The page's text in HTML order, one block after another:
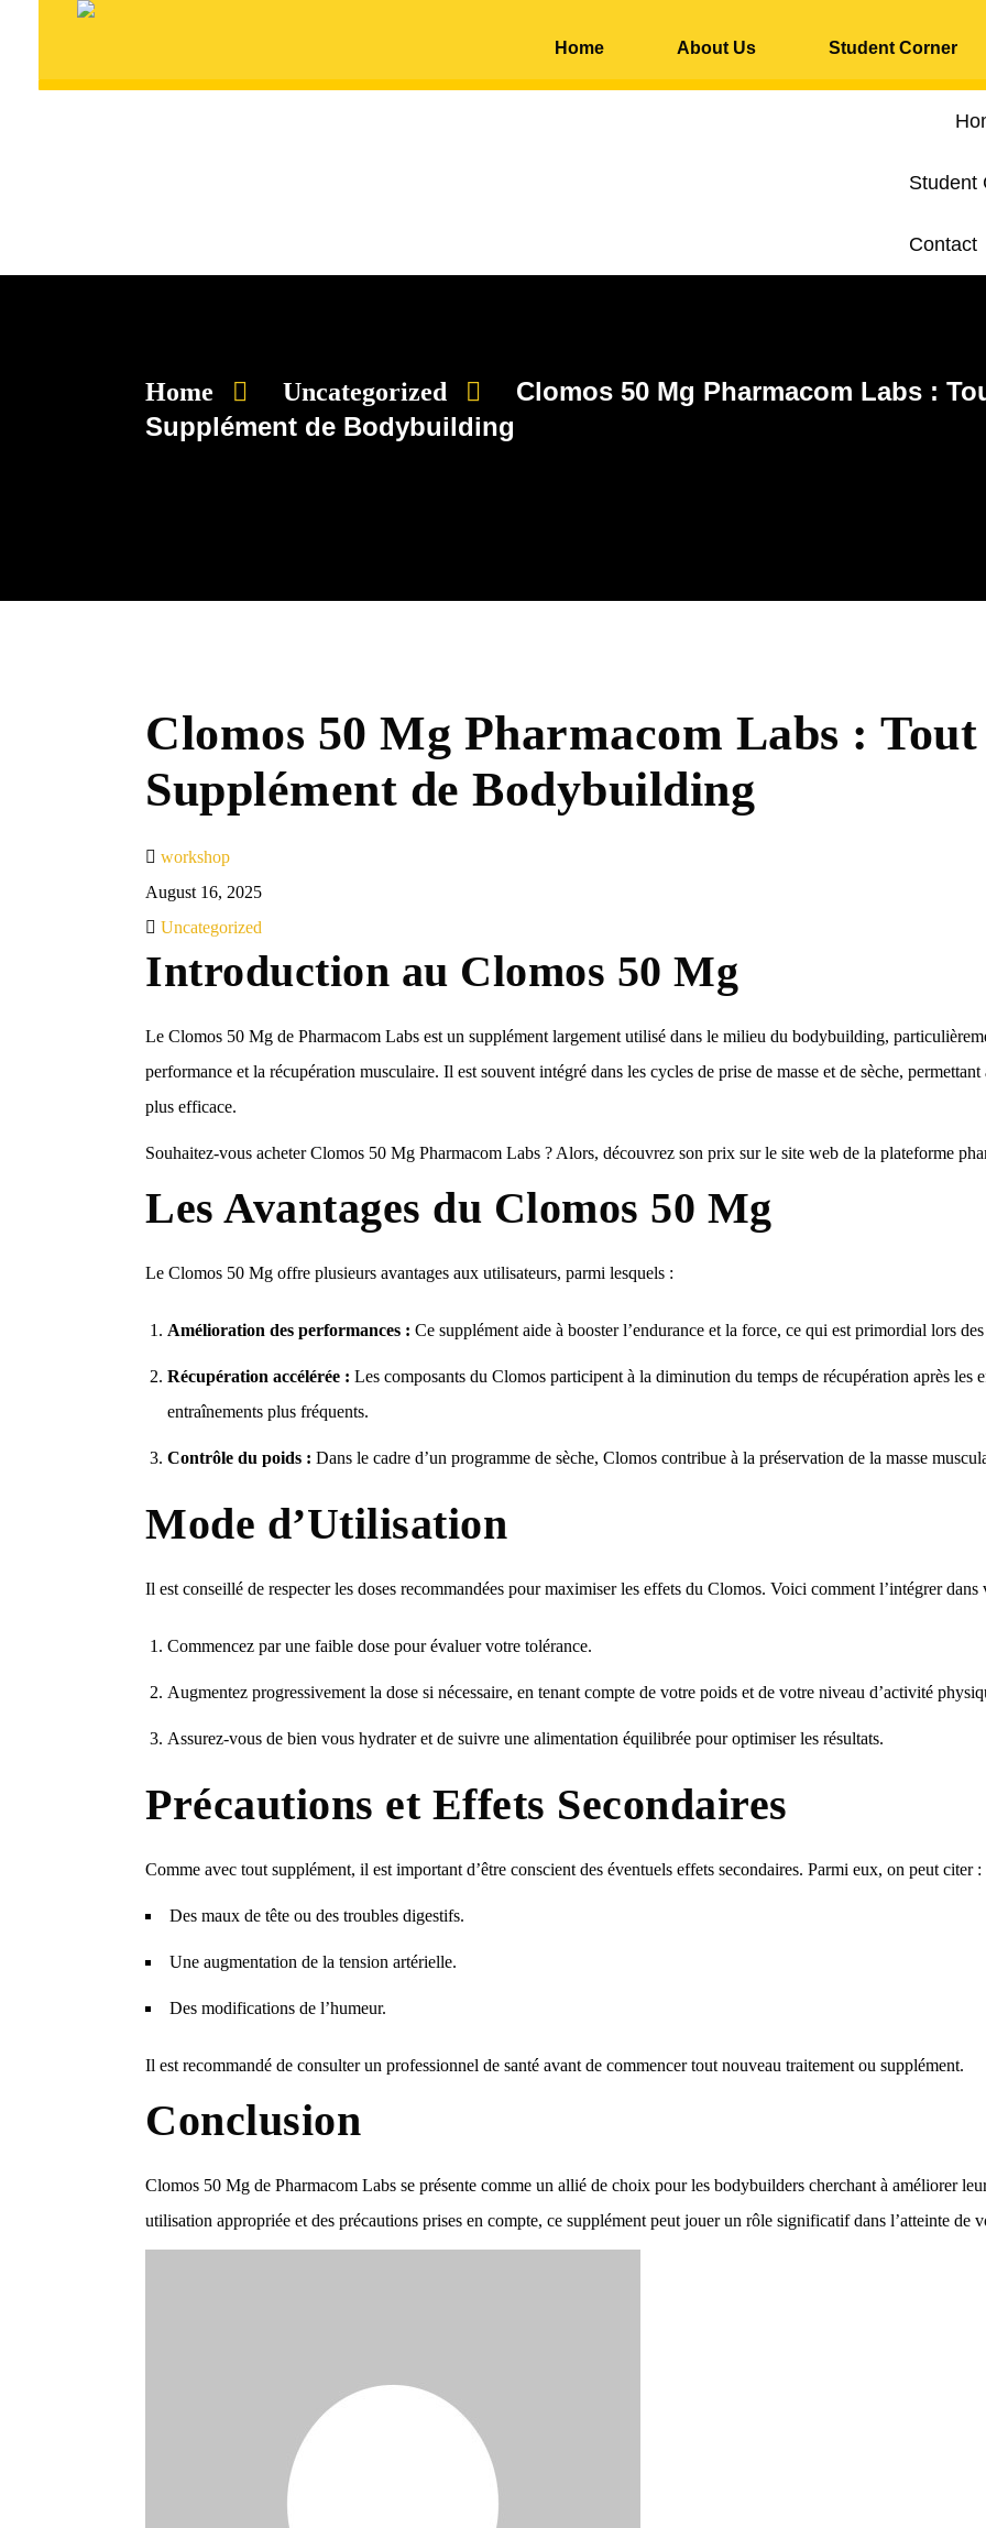
Home About Us Student Corner
Student
Contact
Home Uncategorized
Clomos 50 Mg Pharmacom Labs :
Supplément de Bodybuilding
Clomos 50 Mg Pharmacom Labs :
Supplément de Bodybuilding
workshop
August 16, 2025
Uncategorized
Introduction au Clomos 50 Mg
Le Clomos 50 Mg de Pharmacom Labs est un supplément largement utilisé dans le milieu du bodybuilding,
performance et la récupération musculaire. Il est souvent intégré dans les cycles de prise de masse et de sèche,
plus efficace.
Souhaitez-vous acheter Clomos 50 Mg Pharmacom Labs ? Alors, découvrez son prix sur le site web de la plateforme
Les Avantages du Clomos 50 Mg
Le Clomos 50 Mg offre plusieurs avantages aux utilisateurs, parmi lesquels :
Amélioration des performances : Ce supplément aide à booster l’endurance et la force, ce qui est primordial lors
Récupération accélérée : Les composants du Clomos participent à la diminution du temps de récupération après les
entraînements plus fréquents.
Contrôle du poids : Dans le cadre d’un programme de sèche, Clomos contribue à la préservation de la masse
Mode d’Utilisation
Il est conseillé de respecter les doses recommandées pour maximiser les effets du Clomos. Voici comment l’intégrer dans
Commencez par une faible dose pour évaluer votre tolérance.
Augmentez progressivement la dose si nécessaire, en tenant compte de votre poids et de votre niveau d’activité
Assurez-vous de bien vous hydrater et de suivre une alimentation équilibrée pour optimiser les résultats.
Précautions et Effets Secondaires
Comme avec tout supplément, il est important d’être conscient des éventuels effets secondaires. Parmi eux, on peut citer :
Des maux de tête ou des troubles digestifs.
Une augmentation de la tension artérielle.
Des modifications de l’humeur.
Il est recommandé de consulter un professionnel de santé avant de commencer tout nouveau traitement ou supplément.
Conclusion
Clomos 50 Mg de Pharmacom Labs se présente comme un allié de choix pour les bodybuilders cherchant à améliorer
utilisation appropriée et des précautions prises en compte, ce supplément peut jouer un rôle significatif dans l’atteinte de